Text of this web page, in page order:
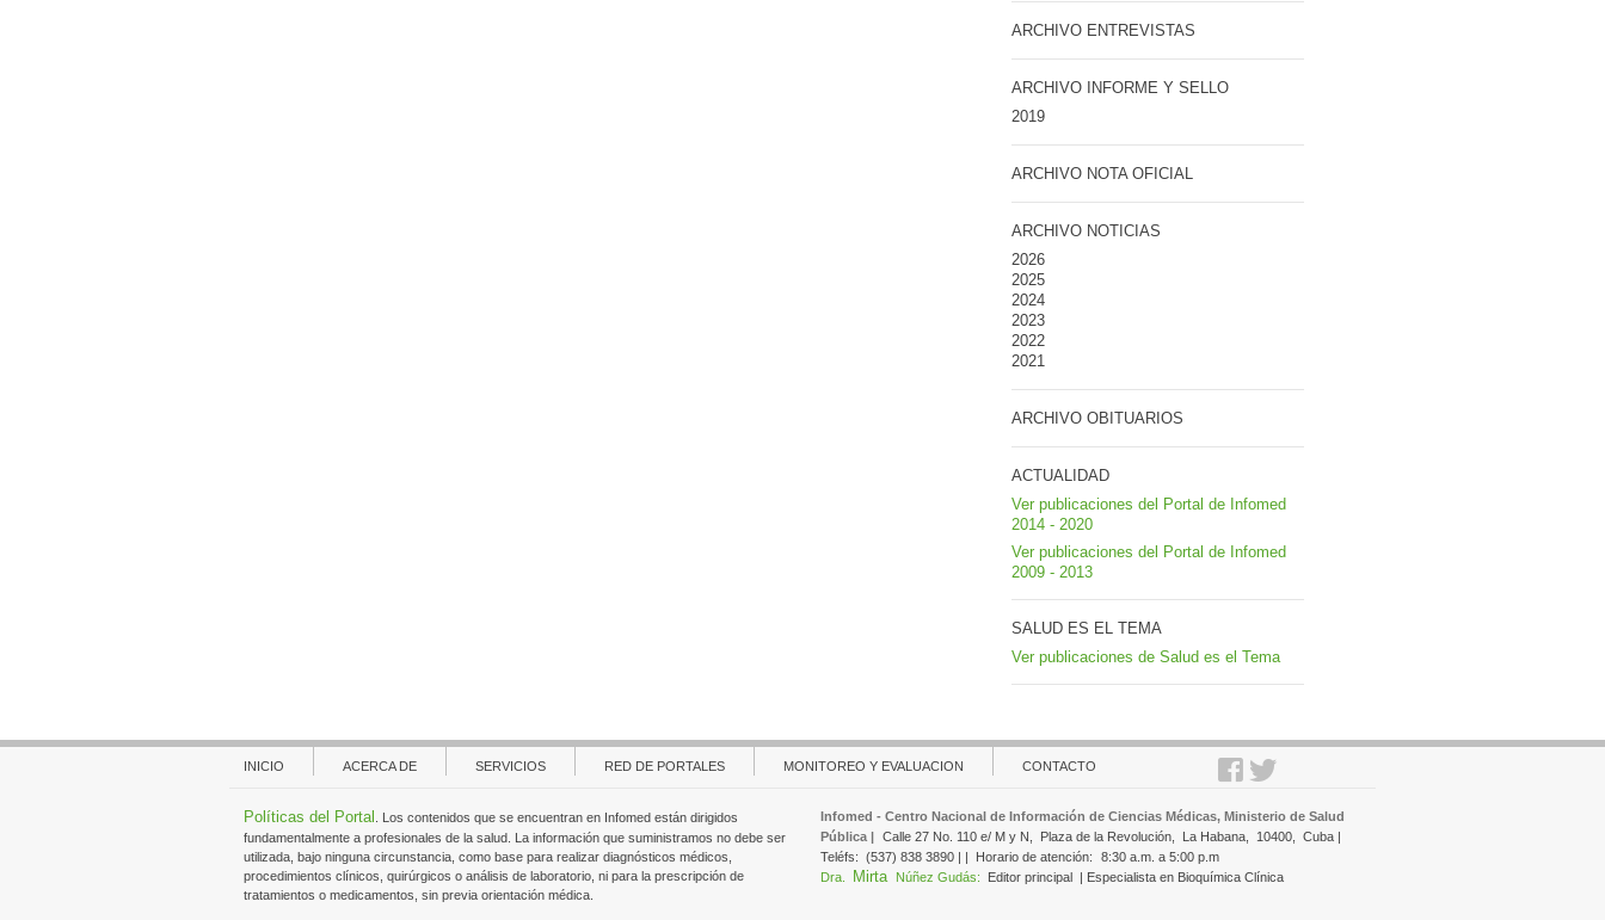
ARCHIVO ENTREVISTAS
ARCHIVO INFORME Y SELLO
2019
ARCHIVO NOTA OFICIAL
ARCHIVO NOTICIAS
2026
2025
2024
2023
2022
2021
ARCHIVO OBITUARIOS
ACTUALIDAD
Ver publicaciones del Portal de Infomed
2014 - 2020
Ver publicaciones del Portal de Infomed
2009 - 2013
SALUD ES EL TEMA
Ver publicaciones de Salud es el Tema
INICIO ACERCA DE SERVICIOS RED DE PORTALES MONITOREO Y EVALUACION CONTACTO
Políticas del Portal
. Los contenidos que se encuentran en Infomed están dirigidos
fundamentalmente a profesionales de la salud. La información que suministramos no debe ser
utilizada, bajo ninguna circunstancia, como base para realizar diagnósticos médicos,
procedimientos clínicos, quirúrgicos o análisis de laboratorio, ni para la prescripción de
tratamientos o medicamentos, sin previa orientación médica.
Infomed - Centro Nacional de Información de Ciencias Médicas, Ministerio de Salud
Pública | Calle 27 No. 110 e/ M y N, Plaza de la Revolución, La Habana, 10400,
Cuba |
Teléfs: (537) 838 3890 | | Horario de atención:
8:30 a.m. a 5:00 p.m
Dra.
Mirta Núñez Gudás: Editor principal | Especialista en Bioquímica Clínica